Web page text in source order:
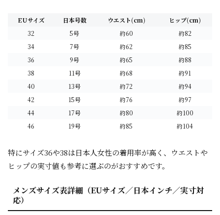
EUサイズ 日本号数 ウエスト(cm)
ヒップ(cm)
32
5号 約60
約82
34
7号 約62
約85
36
9号 約65
約88
38
11号 約68
約91
40
13号 約72
約94
42
15号 約76
約97
44
17号 約80
約100
46
19号 約85 約104
特にサイズ36や38は日本人女性の着用率が高く、ウエストや
ヒップの実寸値も参考に選ぶのがおすすめです。
メンズサイズ表詳細（EUサイズ／日本インチ／実寸対
応）